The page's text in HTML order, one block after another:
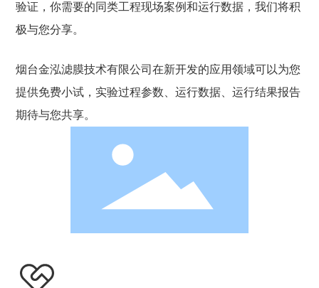
验证，你需要的同类工程现场案例和运行数据，我们将积
极与您分享。
烟台金泓滤膜技术有限公司在新开发的应用领域可以为您
提供免费小试，实验过程参数、运行数据、运行结果报告
期待与您共享。